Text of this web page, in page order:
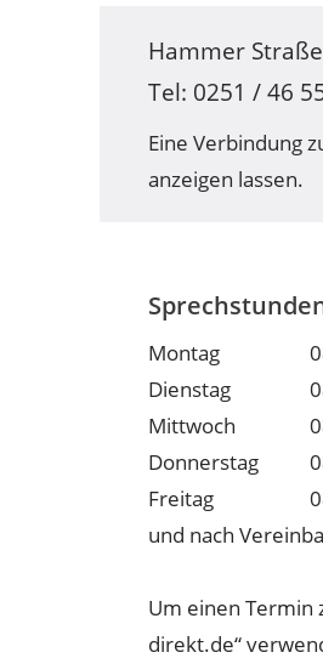
Hammer
Tel: 0251 / 46
Eine Verbindung
anzeigen lassen.
Montag
Dienstag
Mittwoch
Donnerstag
Freitag
und nach
Um einen Termin
direkt.de“